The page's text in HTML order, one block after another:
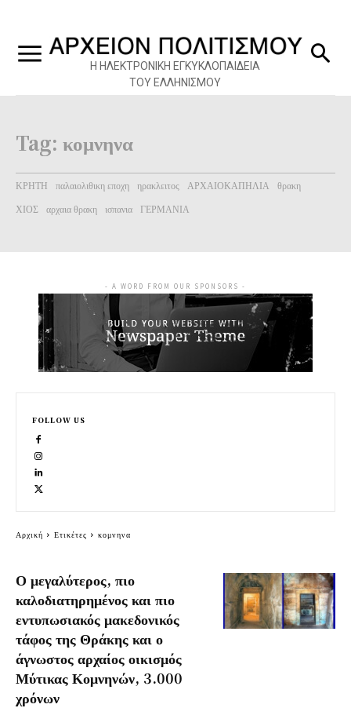
Η ΗΛΕΚΤΡΟΝΙΚΗ ΕΓΚΥΚΛΟΠΑΙΔΕΙΑ
ΤΟΥ ΕΛΛΗΝΙΣΜΟΥ
Tag: κομνηνα
ΚΡΗΤΗ παλαιολιθικη εποχη ηρακλειτος ΑΡΧΑΙΟΚΑΠΗΛΙΑ
θρακη
ΧΙΟΣ αρχαια θρακη ισπανια ΓΕΡΜΑΝΙΑ
Ο μεγαλύτερος, πιο
καλοδιατηρημένος και πιο
εντυπωσιακός μακεδονικός
τάφος της Θράκης και ο
άγνωστος αρχαίος οικισμός
Μύτικας Κομνηνών, 3.000
χρόνων
- A WORD FROM OUR SPONSORS -
FOLLOW US
Αρχική Ετικέτες κομνηνα